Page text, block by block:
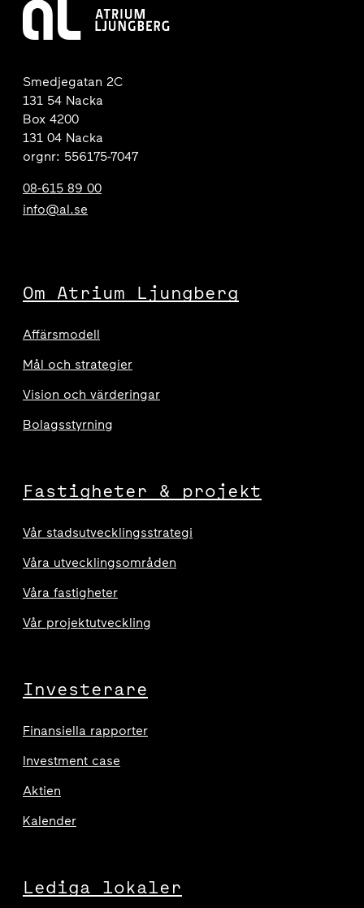
Smedjegatan 2C
131 54 Nacka
Box 4200
131 04 Nacka
orgnr: 556175-7047
08-615 89 00
info@al.se
Om Atrium Ljungberg
Affärsmodell
Mål och strategier
Vision och värderingar
Bolagsstyrning
Fastigheter & projekt
Vår stadsutvecklingsstrategi
Våra utvecklingsområden
Våra fastigheter
Vår projektutveckling
Investerare
Finansiella rapporter
Investment case
Aktien
Kalender
Lediga lokaler